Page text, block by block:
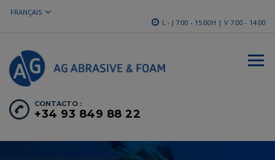
FRANÇAIS
L - J 7:00 - 15:00H | V 7:00 - 14:00
CONTACTO :
+34 93 849 88 22